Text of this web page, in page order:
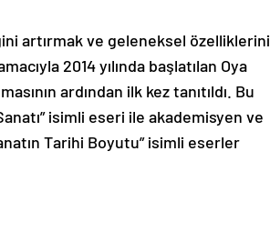
artırmak ve geleneksel özelliklerini
2014 yılında başlatılan Oya
ardından ilk kez tanıtıldı. Bu
isimli eseri ile akademisyen ve
Tarihi Boyutu” isimli eserler